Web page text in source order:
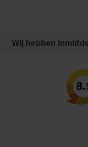
Wij hebben